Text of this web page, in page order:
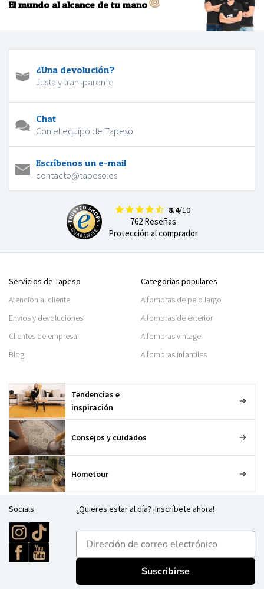
El mundo al alcance de tu mano
¿Una devolución?
Justa y transparente
Chat
Con el equipo de Tapeso
Escríbenos un e-mail
contacto@tapeso.es
8.4/10
762 Reseñas
Protección al comprador
Servicios de Tapeso
Atención al cliente
Envíos y devoluciones
Clientes de empresa
Blog
Categorías populares
Alfombras de pelo largo
Alfombras de exterior
Alfombras vintage
Alfombras infantiles
Tendencias e
inspiración
Consejos y cuidados
Hometour
Socials ¿Quieres estar al día? ¡Inscríbete ahora!
E-mailadres
Suscribirse